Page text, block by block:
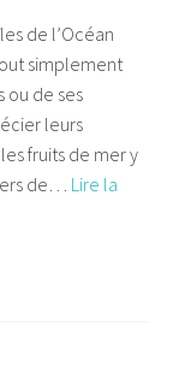
de l’Océan
simplement
ou de ses
leurs
fruits de mer y
de… Lire la